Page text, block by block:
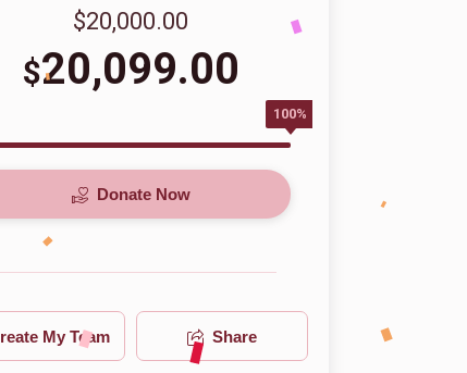
$20,000.00
$20,099.00
100%
Donate Now
My Team Share